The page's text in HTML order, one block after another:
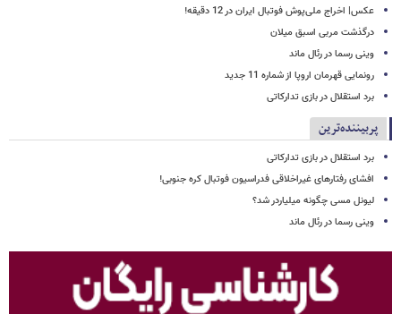
عکس| اخراج ملی‌پوش فوتبال ایران در 12 دقیقه!
درگذشت مربی اسبق میلان
وینی رسما در رئال ماند
رونمایی قهرمان اروپا از شماره 11 جدید
برد استقلال در بازی تدارکاتی
پربیننده‌ترین
برد استقلال در بازی تدارکاتی
افشای رفتارهای غیراخلاقی فدراسیون فوتبال کره جنوبی!
لیونل مسی چگونه میلیاردر شد؟
وینی رسما در رئال ماند